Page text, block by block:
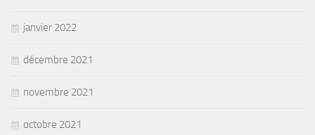
janvier 2022
décembre 2021
novembre 2021
octobre 2021